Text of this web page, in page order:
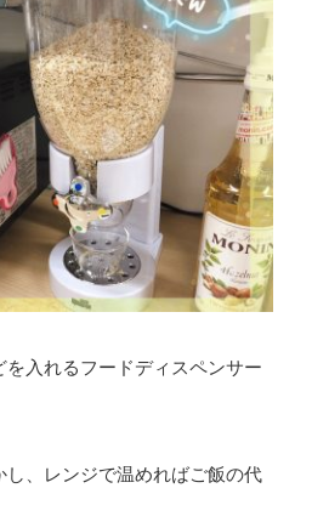
を入れるフードディスペンサー
し、レンジで温めればご飯の代